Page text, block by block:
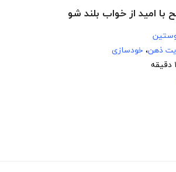
امید از خواب بلند شو
ذهن، خودسازی